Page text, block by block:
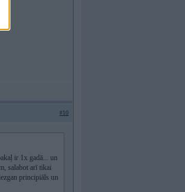
#10
ir 1x gadā... un
salabot arī tikai
principiāls un